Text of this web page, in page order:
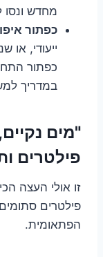
מחדש ונסו
כפתור
ייעודי, או
כפתור
במדריך
"מים
פילטרים
זו אולי העצה
פילטרים
הפתאומית.